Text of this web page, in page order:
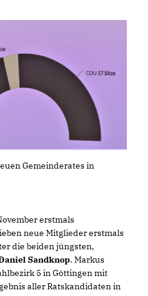
Gemeinderates in
erstmals
neue Mitglieder erstmals
die beiden jüngsten,
Sandknop. Markus
5 in Göttingen mit
aller Ratskandidaten in